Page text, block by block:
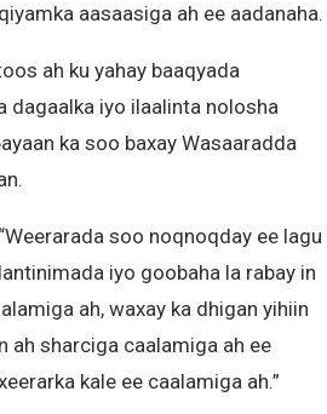
aasaasiga ah ee aadanaha.
ah ku yahay baaqyada
dagaalka iyo ilaalinta nolosha
ka soo baxay Wasaaradda
soo noqnoqday ee lagu
iyo goobaha la rabay in
ah, waxay ka dhigan yihiin
ah sharciga caalamiga ah ee
kale ee caalamiga ah.”